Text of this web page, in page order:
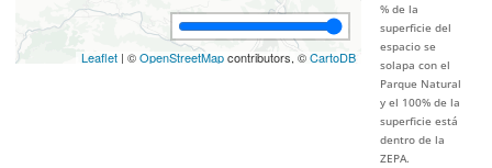
Leaflet | ©OpenStreetMapcontributors, ©CartoDB
% de la
superficie del
espacio se
solapa con el
Parque Natural
y el 100% de la
superficie está
dentro de la
ZEPA.